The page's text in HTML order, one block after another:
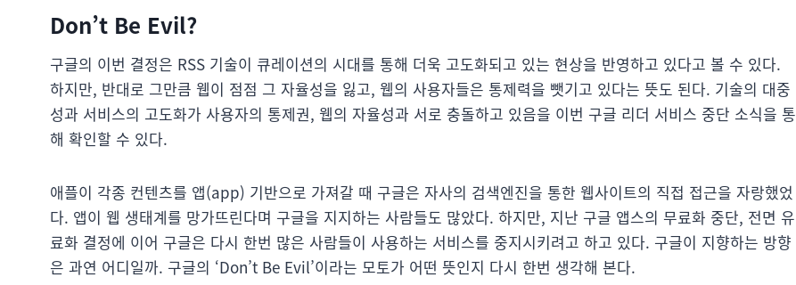
Don’t Be Evil?
구글의 이번 결정은 RSS 기술이 큐레이션의 시대를 통해 더욱 고도화되고 있는 현상을 반영하고 있다고 볼 수 있다.
하지만, 반대로 그만큼 웹이 점점 그 자율성을 잃고, 웹의 사용자들은 통제력을 뺏기고 있다는 뜻도 된다. 기술의 대중
성과 서비스의 고도화가 사용자의 통제권, 웹의 자율성과 서로 충돌하고 있음을 이번 구글 리더 서비스 중단 소식을 통
해 확인할 수 있다.
애플이 각종 컨텐츠를 앱(app) 기반으로 가져갈 때 구글은 자사의 검색엔진을 통한 웹사이트의 직접 접근을 자랑했었
다. 앱이 웹 생태계를 망가뜨린다며 구글을 지지하는 사람들도 많았다. 하지만, 지난 구글 앱스의 무료화 중단, 전면 유
료화 결정에 이어 구글은 다시 한번 많은 사람들이 사용하는 서비스를 중지시키려고 하고 있다. 구글이 지향하는 방향
은 과연 어디일까. 구글의 ‘Don’t Be Evil’이라는 모토가 어떤 뜻인지 다시 한번 생각해 본다.